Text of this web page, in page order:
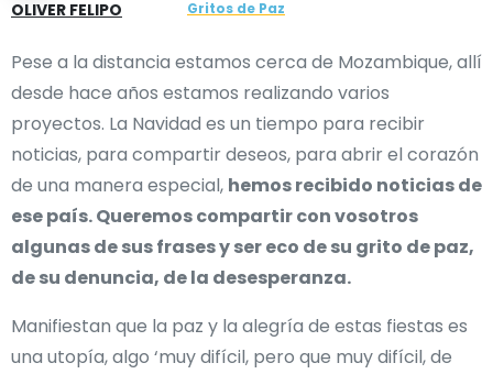
OLIVER FELIPO
Gritos de Paz
Pese a la distancia estamos cerca de Mozambique, allí
desde hace años estamos realizando varios
proyectos. La Navidad es un tiempo para recibir
noticias, para compartir deseos, para abrir el corazón
de una manera especial, hemos recibido noticias de
ese país. Queremos compartir con vosotros
algunas de sus frases y ser eco de su grito de paz,
de su denuncia, de la desesperanza.
Manifiestan que la paz y la alegría de estas fiestas es
una utopía, algo ‘muy difícil, pero que muy difícil, de